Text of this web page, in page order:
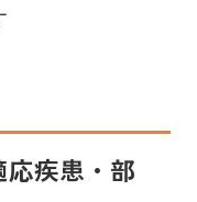
応疾患・部